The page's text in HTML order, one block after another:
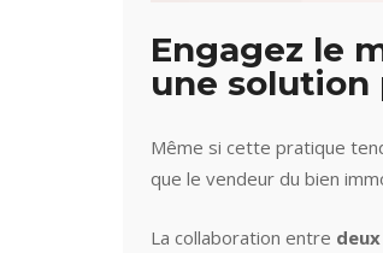
Engagez le
une solution
Même si cette pratique
que le vendeur du bien
La collaboration entre